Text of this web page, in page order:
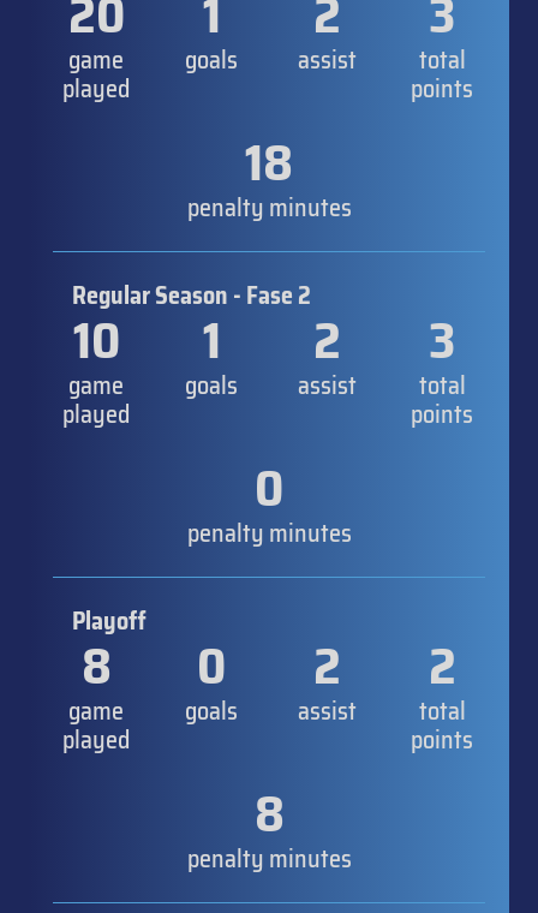
game
played
goals assist total
points
18
penalty minutes
Regular Season - Fase 2
10
game
played
1
goals
2
assist
3
total
points
0
penalty minutes
Playoff
8
game
played
0
goals
2
assist
2
total
points
8
penalty minutes